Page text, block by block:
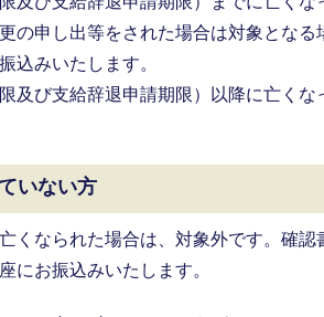
の申し出等をされた場合は対象となる
込みいたします。
及び支給辞退申請期限）以降に亡くな
いない方
くなられた場合は、対象外です。確認
にお振込みいたします。